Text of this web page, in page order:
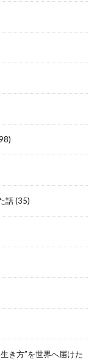
話(35)
き方”を世界へ届けた